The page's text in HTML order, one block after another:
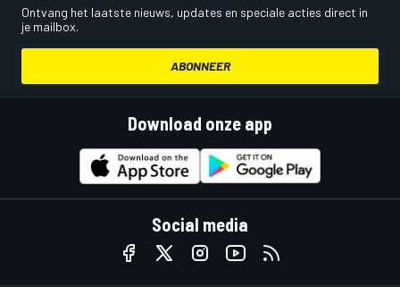
Ontvang het laatste nieuws, updates en speciale acties direct in
je mailbox.
ABONNEER
Download onze app
Social media